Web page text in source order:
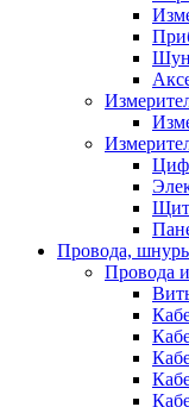
Провода,
Провода